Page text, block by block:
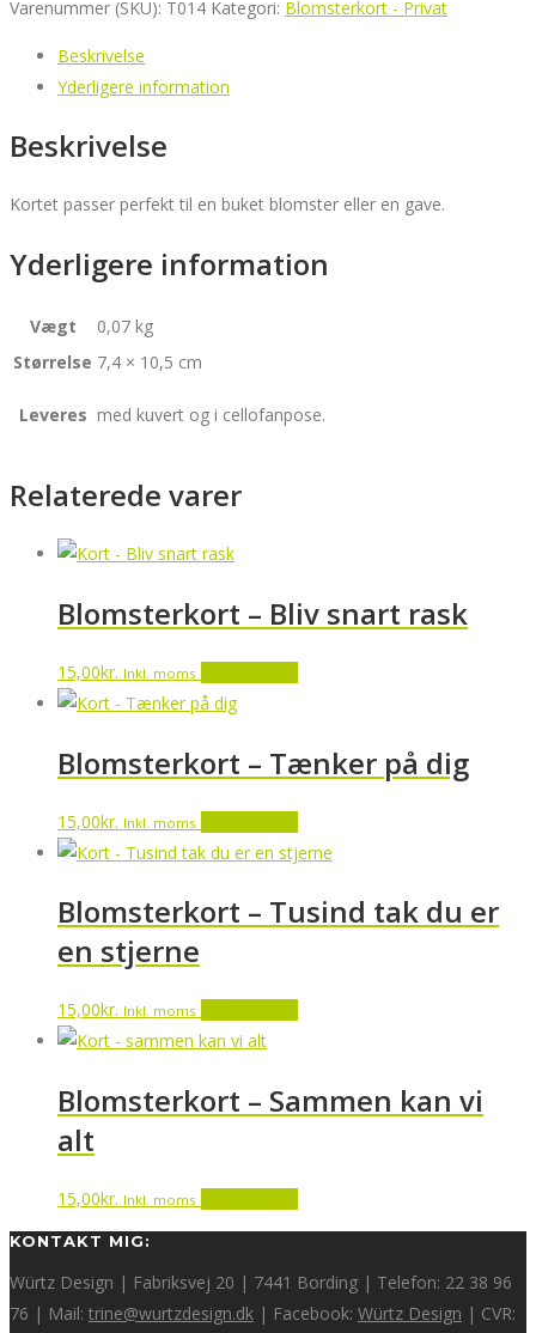
Sammen
Varenummer (SKU): T014 Kategori: Blomsterkort - Privat
Beskrivelse
Yderligere information
Beskrivelse
Kortet passer perfekt til en buket blomster eller en gave.
Yderligere information
Vægt
0,07 kg
Størrelse 7,4 × 10,5 cm
Leveres med kuvert og i cellofanpose.
Relaterede varer
Blomsterkort – Bliv snart rask
15,00kr. Inkl. moms
Blomsterkort – Tænker på dig
15,00kr. Inkl. moms
Blomsterkort – Tusind tak du er
en stjerne
15,00kr. Inkl. moms
Blomsterkort – Sammen kan vi
alt
15,00kr. Inkl. moms
KONTAKT MIG:
Würtz Design | Fabriksvej 20 | 7441 Bording | Telefon: 22 38 96
76 | Mail: trine@wurtzdesign.dk | Facebook: Würtz Design | CVR: